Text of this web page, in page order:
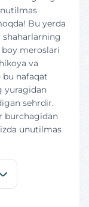
Bu yerda
meroslari
va
nafaqat
yuragidan
sehrdir.
burchagidan
unutilmas